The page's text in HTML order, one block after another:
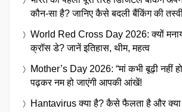
कौन-सा है? जानिए कैसे बदली बैंकिंग की
World Red Cross Day 2026: क्यों
क्रॉस डे? जानें इतिहास, थीम, महत्व
Mother’s Day 2026: “मां कभी बूढ़ी नहीं
पढ़कर नम हो जाएंगी आपकी आंखें!
Hantavirus क्या है? कैसे फैलता है और क्या